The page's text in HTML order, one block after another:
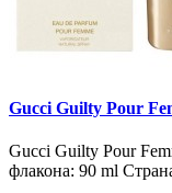
Gucci Guilty Pour
Gucci Guilty Pour
флакона: 90 ml